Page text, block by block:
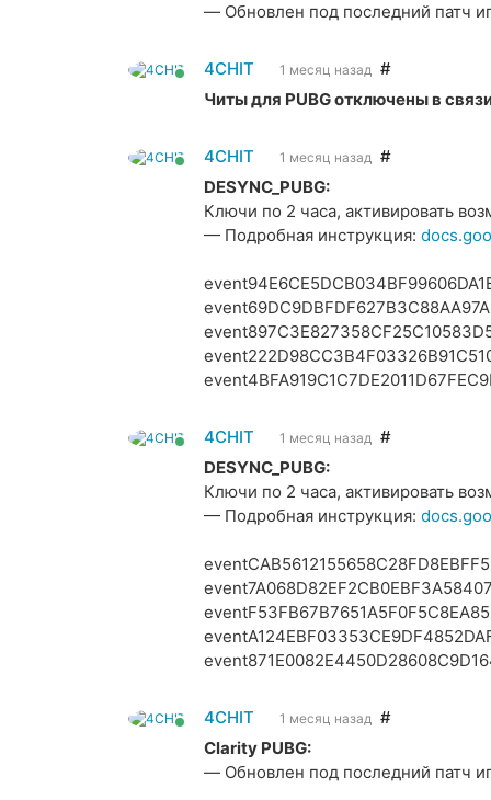
— Обновлен под последний патч
4CHIT 1 месяц назад #
Читы для PUBG отключены в
4CHIT 1 месяц назад #
DESYNC_PUBG:
Ключи по 2 часа, активировать
— Подробная инструкция:
4CHIT 1 месяц назад #
DESYNC_PUBG:
Ключи по 2 часа, активировать
— Подробная инструкция:
4CHIT 1 месяц назад #
Clarity PUBG:
— Обновлен под последний патч